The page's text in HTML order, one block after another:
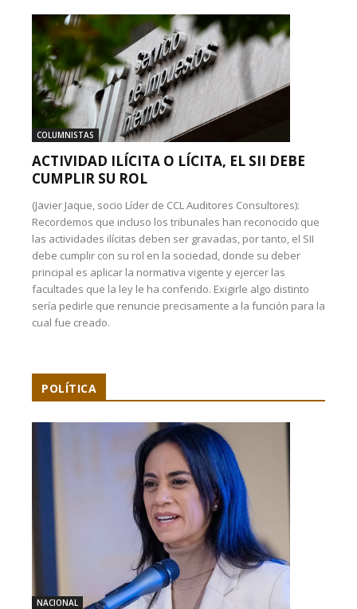
COLUMNISTAS
ACTIVIDAD ILÍCITA O LÍCITA, EL SII DEBE
CUMPLIR SU ROL
(Javier Jaque, socio Líder de CCL Auditores Consultores):
Recordemos que incluso los tribunales han reconocido que
las actividades ilícitas deben ser gravadas, por tanto, el SII
debe cumplir con su rol en la sociedad, donde su deber
principal es aplicar la normativa vigente y ejercer las
facultades que la ley le ha conferido. Exigirle algo distinto
sería pedirle que renuncie precisamente a la función para la
cual fue creado.
POLÍTICA
NACIONAL